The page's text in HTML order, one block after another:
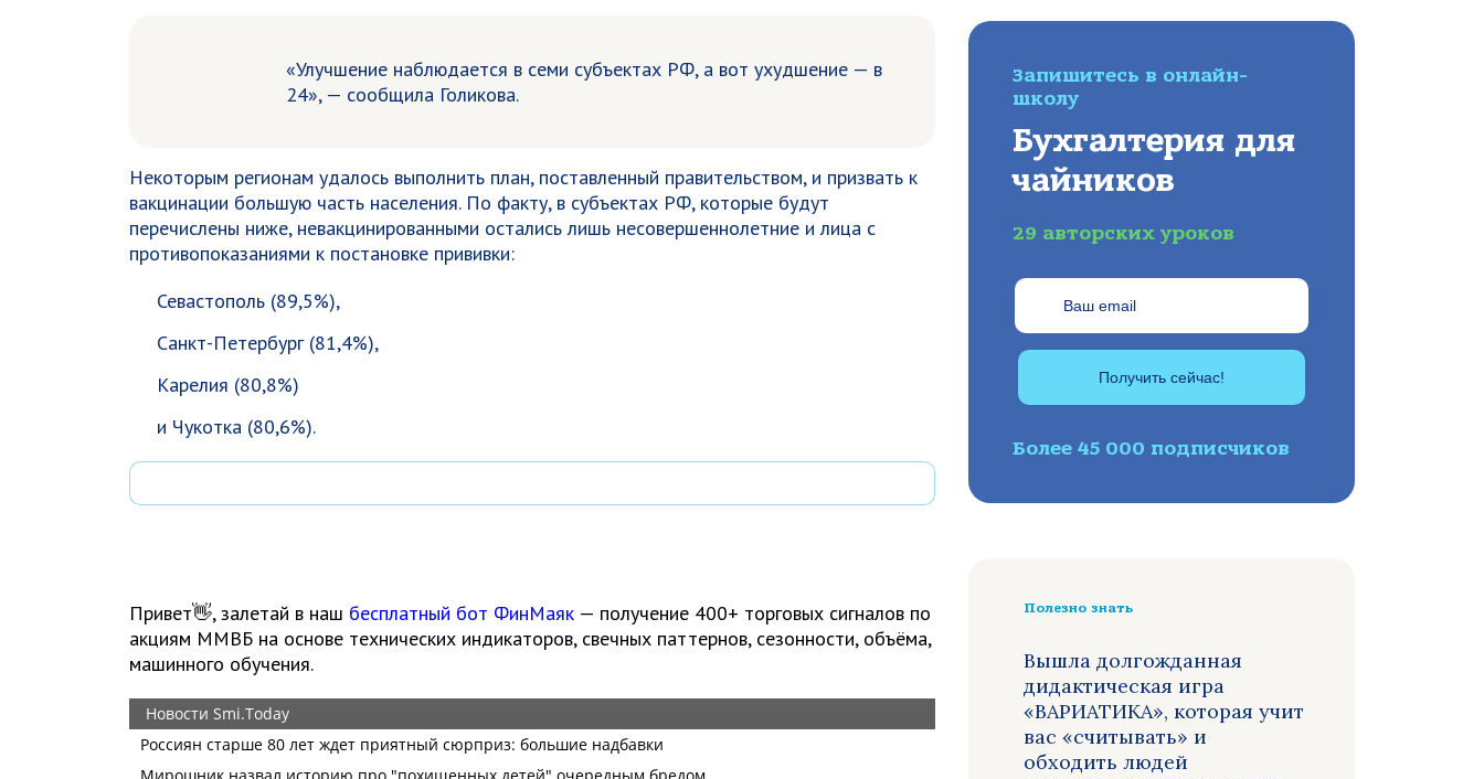
«Улучшение наблюдается в семи субъектах РФ, а вот ухудшение — в
24», — сообщила Голикова.
Некоторым регионам удалось выполнить план, поставленный правительством, и призвать к
вакцинации большую часть населения. По факту, в субъектах РФ, которые будут
перечислены ниже, невакцинированными остались лишь несовершеннолетние и лица с
противопоказаниями к постановке прививки:
Севастополь (89,5%),
Санкт-Петербург (81,4%),
Карелия (80,8%)
и Чукотка (80,6%).
Привет👋, залетай в наш бесплатный бот ФинМаяк — получение 400+ торговых сигналов по
акциям ММВБ на основе технических индикаторов, свечных паттернов, сезонности, объёма,
машинного обучения.
Запишитесь в онлайн-
школу
Бухгалтерия для
чайников
29 авторских уроков
Получить сейчас!
Более 45 000 подписчиков
Полезно знать
Вышла долгожданная
дидактическая игра
«ВАРИАТИКА», которая учит
вас «считывать» и
обходить людей